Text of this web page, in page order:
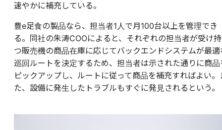
速やかに補充している。
豊e足食の製品なら、担当者1人で月100台以上を管理でき
る。同社の朱涛COOによると、それぞれの担当者が受け持
つ販売機の商品在庫に応じてバックエンドシステムが最適
巡回ルートを決定するため、担当者は示された通りに商品
ピックアップし、ルートに従って商品を補充すればよい。
た、設備に発生したトラブルもすぐに発見されるという。